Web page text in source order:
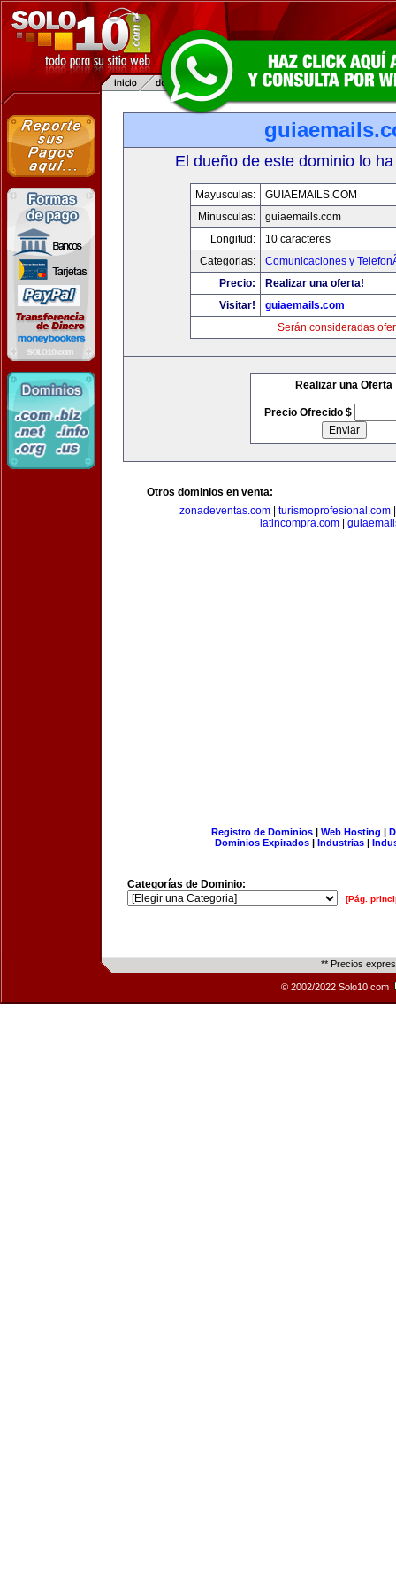
El dueño de este dominio lo
Mayusculas:
GUIAEMAILS.COM
Minusculas:
guiaemails.com
Longitud:
10 caracteres
Categorias:
Comunicaciones y
Precio:
Realizar una oferta!
Visitar!
guiaemails.com
Serán consideradas
Realizar una Oferta
Precio Ofrecido $
Otros dominios en venta:
zonadeventas.com| turismoprofesional.com
latincompra.com|
Registro de Dominios| Web Hosting |
Dominios Expirados | Industrias |
Categorías de Dominio:
[Pág.
** Precios
© 2002/2022 Solo10.com